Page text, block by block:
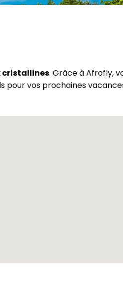
cristallines. Grâce à Afrofly,
vos prochaines